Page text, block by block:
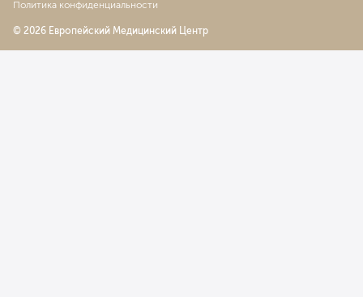
Политика конфиденциальности
© 2026 Европейский Медицинский Центр